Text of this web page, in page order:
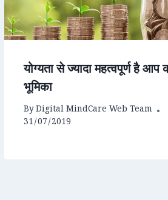
योग्यता से ज्यादा महत्वपूर्ण है आप
भूमिका
ByDigital MindCare Web Team
31/07/2019